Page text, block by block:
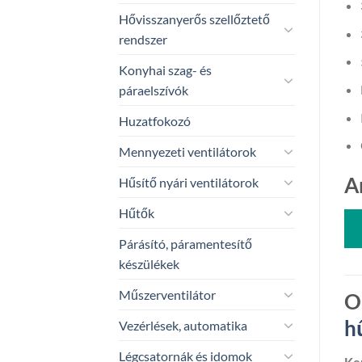
Hővisszanyerős szellőztető
rendszer
Konyhai szag- és
páraelszívók
Huzatfokozó
Mennyezeti ventilátorok
Hűsítő nyári ventilátorok
Hűtők
Párásító, páramentesítő
készülékek
Műszerventilátor
Vezérlések, automatika
Légcsatornák és idomok